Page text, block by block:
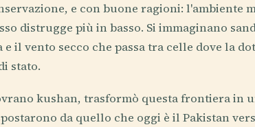
e con buone ragioni: l'ambiente
distrugge più in basso. Si immaginano
il vento secco che passa tra celle dove la
stato.
kushan, trasformò questa frontiera in
da quello che oggi è il Pakistan